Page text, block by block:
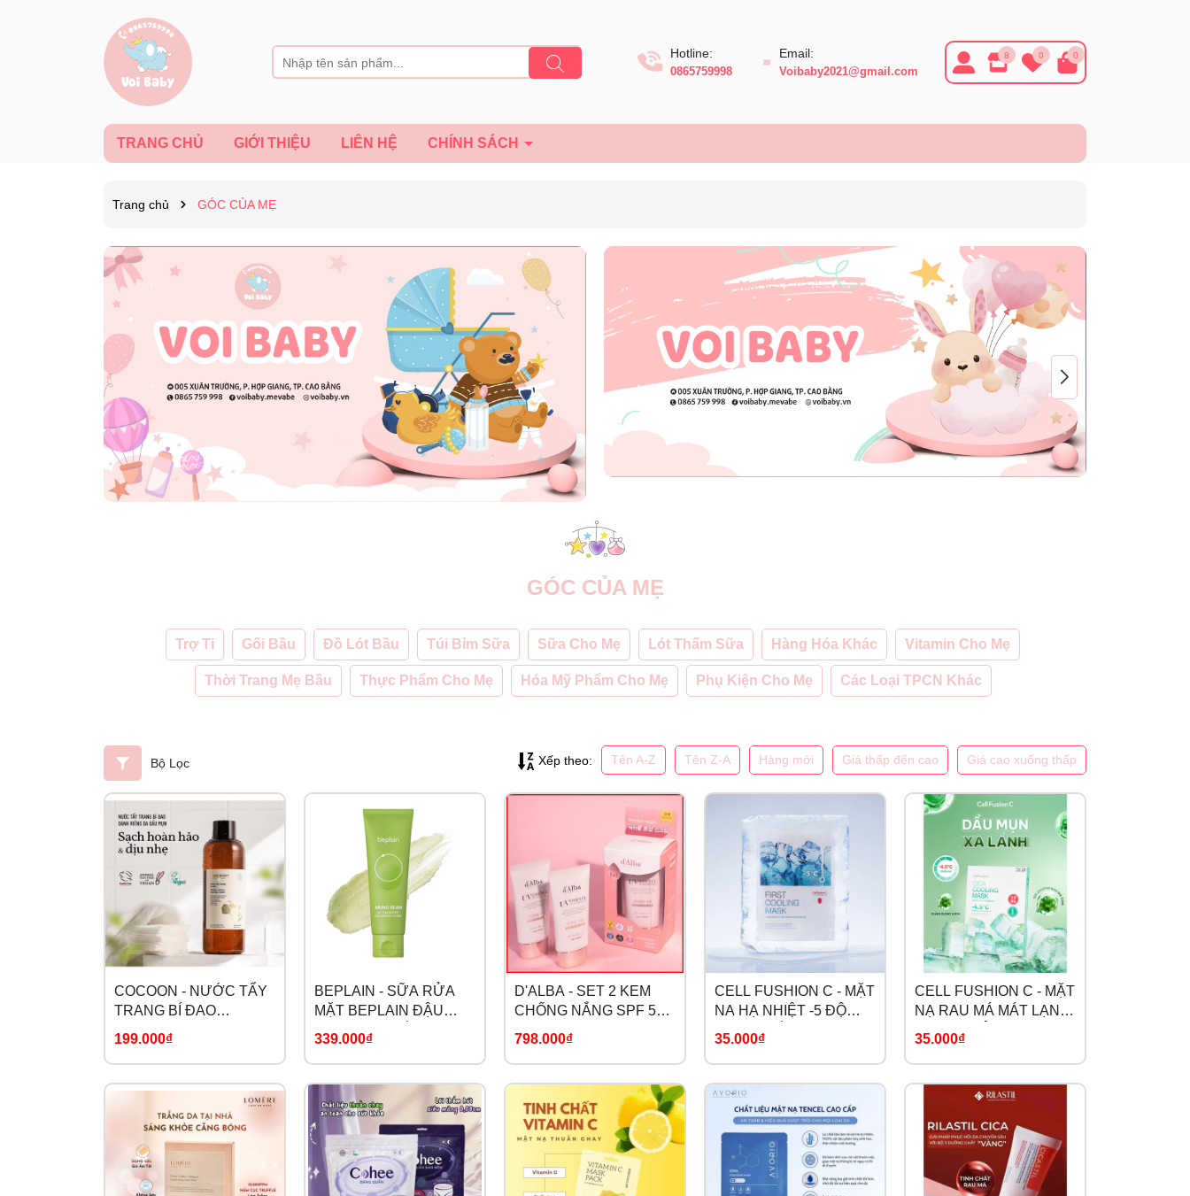
Hotline:
0865759998
Email:
Voibaby2021@gmail.com
8 0 0
TRANG CHỦ GIỚI THIỆU LIÊN HỆ CHÍNH SÁCH
Trang chủ GÓC CỦA MẸ
GÓC CỦA MẸ
Trợ Ti Gối Bầu Đồ Lót Bầu Túi Bỉm Sữa Sữa Cho Mẹ Lót Thấm Sữa Hàng Hóa Khác Vitamin Cho Mẹ
Thời Trang Mẹ Bầu Thực Phẩm Cho Mẹ Hóa Mỹ Phẩm Cho Mẹ Phụ Kiện Cho Mẹ Các Loại TPCN Khác
Bộ Lọc Xếp theo: Tên A-Z Tên Z-A Hàng mới Giá thấp đến cao Giá cao xuống thấp
COCOON - NƯỚC TẨY
TRANG BÍ ĐAO
COCOON
199.000₫
BEPLAIN - SỮA RỬA
MẶT BEPLAIN ĐẬU
XANH CÂN BẰNG ĐỘ
339.000₫
D'ALBA - SET 2 KEM
CHỐNG NẮNG SPF 50+
NÂNG TONE HỒNG
SUNCREAM 50ML
798.000₫
CELL FUSHION C - MẶT
NA HẠ NHIỆT -5 ĐỘ
DƯỠNG ẨM VÀ LÀM
COOLING MASK
35.000₫
CELL FUSHION C - MẶT
NẠ RAU MÁ MÁT LẠNH
-4.5 ĐỘ GIẢM MỤN VÀ
COOLING MASK
35.000₫